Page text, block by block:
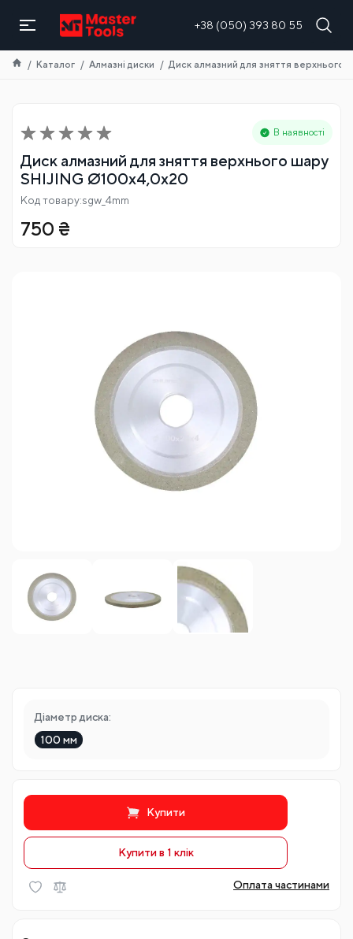
+38 (050) 393 80 55
UA
Каталог Алмазні диски Диск алмазний для зняття верхнього
В наявності
Диск алмазний для зняття верхнього шару
SHIJING Ø100х4,0х20
Код товару:sgw_4mm
750 ₴
Діаметр диска:
100 мм
Купити
Купити в 1 клiк
Оплата частинами